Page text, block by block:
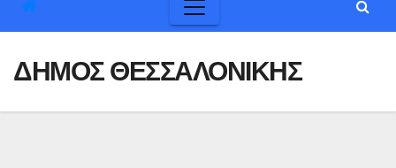
ΔΗΜΟΣ ΘΕΣΣΑΛΟΝΙΚΗΣ